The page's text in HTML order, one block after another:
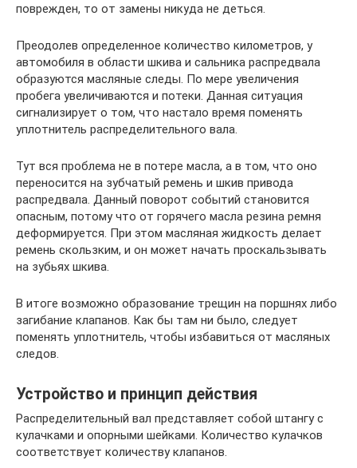
поврежден, то от замены никуда не деться.
Преодолев определенное количество километров, у
автомобиля в области шкива и сальника распредвала
образуются масляные следы. По мере увеличения
пробега увеличиваются и потеки. Данная ситуация
сигнализирует о том, что настало время поменять
уплотнитель распределительного вала.
Тут вся проблема не в потере масла, а в том, что оно
переносится на зубчатый ремень и шкив привода
распредвала. Данный поворот событий становится
опасным, потому что от горячего масла резина ремня
деформируется. При этом масляная жидкость делает
ремень скользким, и он может начать проскальзывать
на зубьях шкива.
В итоге возможно образование трещин на поршнях либо
загибание клапанов. Как бы там ни было, следует
поменять уплотнитель, чтобы избавиться от масляных
следов.
Устройство и принцип действия
Распределительный вал представляет собой штангу с
кулачками и опорными шейками. Количество кулачков
соответствует количеству клапанов.